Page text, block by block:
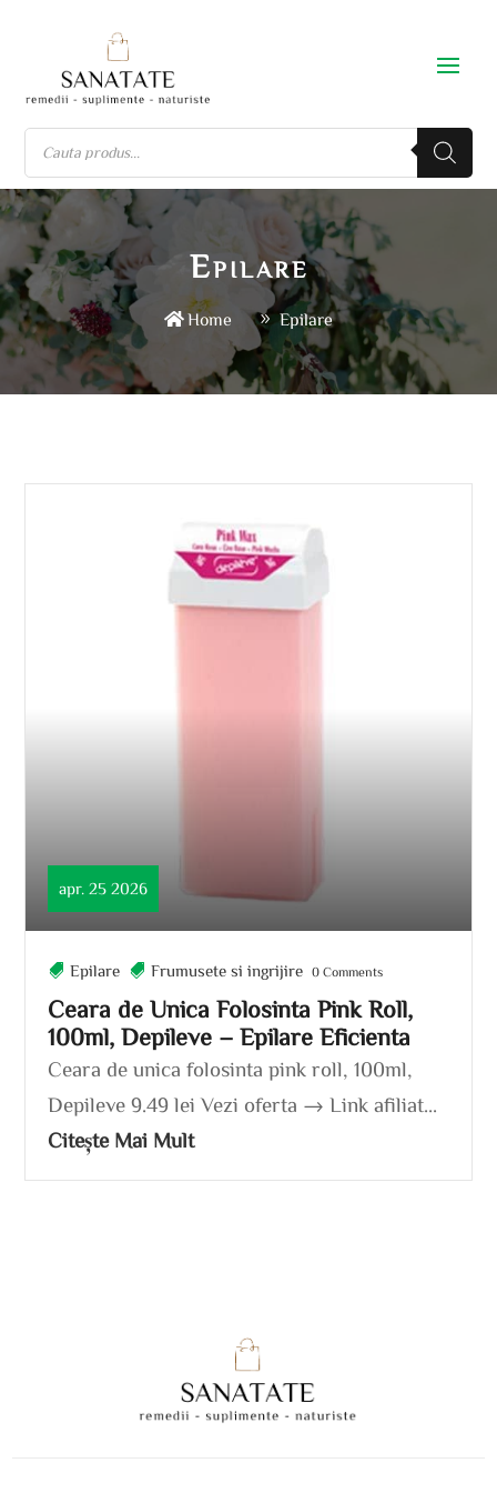
Epilare
Home Epilare
Ceara de Unica Folosinta Pink Roll,
100ml, Depileve – Epilare Eficienta
apr. 25 2026
Epilare Frumusete si ingrijire 0 Comments
Ceara de unica folosinta pink roll, 100ml,
Depileve 9.49 lei Vezi oferta → Link afiliat...
Citește Mai Mult